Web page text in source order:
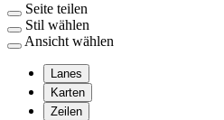
Seite teilen
Stil wählen
Ansicht wählen
Lanes
Karten
Zeilen